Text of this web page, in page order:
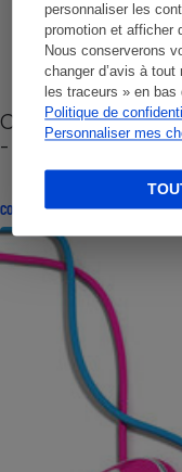
personnaliser les
promotion et afficher
Nous conserverons
changer d’avis à
les traceurs » en bas
Politique de
Personnaliser mes
Cafetière à
- Premières
CONSEILS